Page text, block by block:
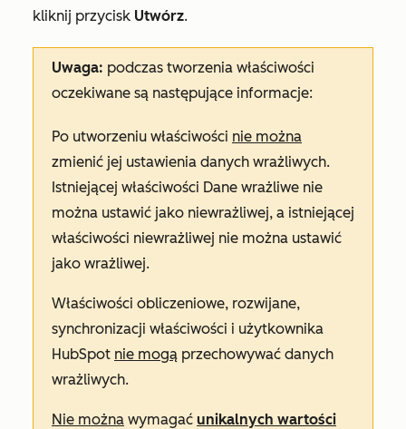
kliknij przycisk Utwórz.
Uwaga: podczas tworzenia właściwości
oczekiwane są następujące informacje:
Po utworzeniu właściwości nie można
zmienić jej ustawienia danych wrażliwych.
Istniejącej właściwości Dane wrażliwe nie
można ustawić jako niewrażliwej, a istniejącej
właściwości niewrażliwej nie można ustawić
jako wrażliwej.
Właściwości obliczeniowe, rozwijane,
synchronizacji właściwości i użytkownika
HubSpot nie mogą przechowywać danych
wrażliwych.
Nie można wymagać unikalnych wartości